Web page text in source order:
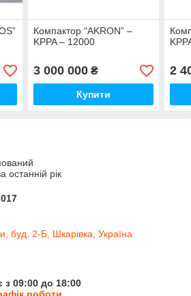
Компактор “AKRON” –
KPPA – 12000
3 000 000₴
Купити
2
останній рік
буд. 2-Б, Шкарівка, Україна
з 09:00 до 18:00